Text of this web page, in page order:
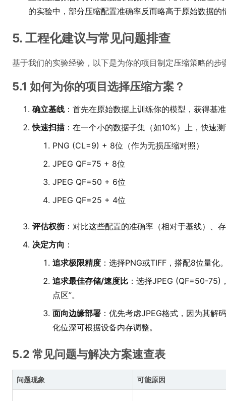
的实验中，部分压缩配置准确率反而略高于原始数据的
5. 工程化建议与常见问题排查
基于我们的实验经验，以下是为你的项目制定压缩策略的步
5.1 如何为你的项目选择压缩方案？
确立基线 ：首先在原始数据上训练你的模型，获得基
快速扫描 ：在一个小的数据子集（如10%）上，快速
PNG (CL=9) + 8位（作为无损压缩对照）
JPEG QF=75 + 8位
JPEG QF=50 + 6位
JPEG QF=25 + 4位
评估权衡 ：对比这些配置的准确率（相对于基线）、
决定方向 ：
追求极限精度 ：选择PNG或TIFF，搭配8位量
追求最佳存储/速度比 ：选择JPEG (QF=50-75)
点区”。
面向边缘部署 ：优先考虑JPEG格式，因为其解
化位深可根据设备内存调整。
5.2 常见问题与解决方案速查表
问题现象 可能原因